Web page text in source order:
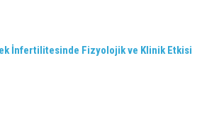
İnfertilitesinde Fizyolojik ve Klinik Etkisi